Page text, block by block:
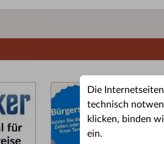
Die
technisch
klicken, binden
ein.